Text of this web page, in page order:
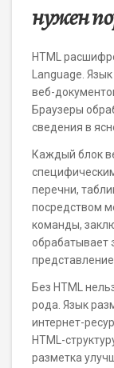
нужен
HTML
Language.
веб-
Браузеры
сведения в
Каждый блок
перечни,
посредством
команды,
обрабатывает
представление
Без HTML
рода. Язык
интернет-
HTML-
разметка